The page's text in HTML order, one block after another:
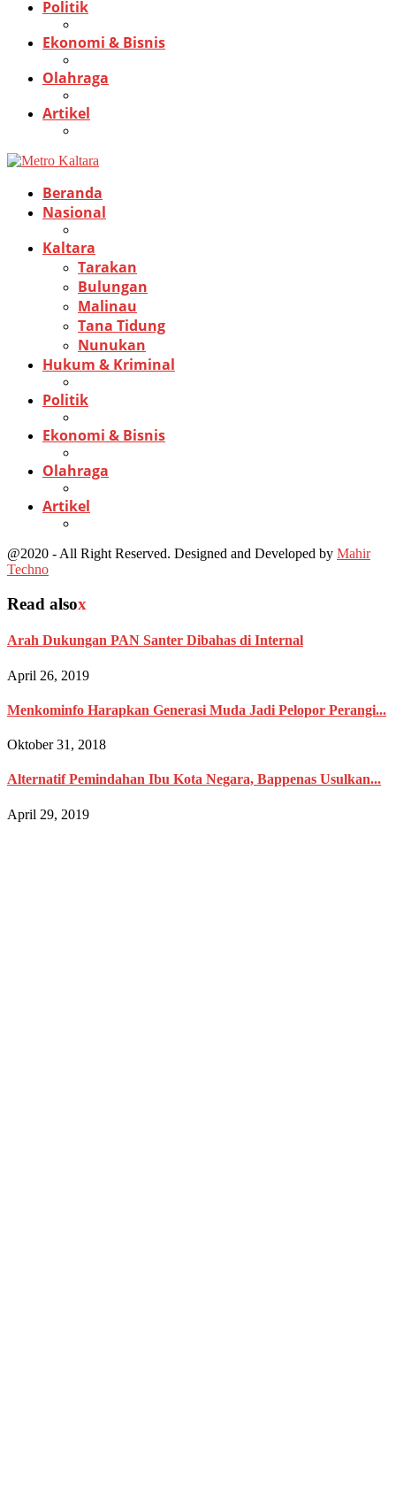
Politik
Ekonomi & Bisnis
Olahraga
Artikel
Beranda
Nasional
Kaltara
Tarakan
Bulungan
Malinau
Tana Tidung
Nunukan
Hukum & Kriminal
Politik
Ekonomi & Bisnis
Olahraga
Artikel
@2020 - All Right Reserved. Designed and Developed by Mahir
Techno
Read alsox
Arah Dukungan PAN Santer Dibahas di Internal
April 26, 2019
Menkominfo Harapkan Generasi Muda Jadi Pelopor Perangi...
Oktober 31, 2018
Alternatif Pemindahan Ibu Kota Negara, Bappenas Usulkan...
April 29, 2019